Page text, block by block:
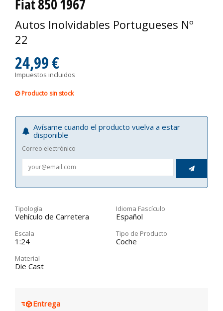
Autos Inolvidables Portugueses Nº
22
24,99 €
Impuestos incluidos
Producto sin stock
Avísame cuando el producto vuelva a estar
disponible
Correo electrónico

Tipología
Vehículo de Carretera
Idioma Fascículo
Español
Escala
1:24
Tipo de Producto
Coche
Material
Die Cast
Entrega